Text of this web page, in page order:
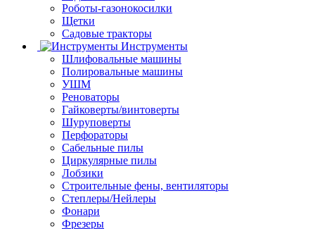
Роботы-газонокосилки
Щетки
Садовые тракторы
Инструменты
Шлифовальные машины
Полировальные машины
УШМ
Реноваторы
Гайковерты/винтоверты
Шуруповерты
Перфораторы
Сабельные пилы
Циркулярные пилы
Лобзики
Строительные фены, вентиляторы
Степлеры/Нейлеры
Фонари
Фрезеры